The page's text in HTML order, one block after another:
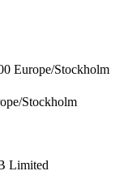
Europe/Stockholm
Stockholm
Limited